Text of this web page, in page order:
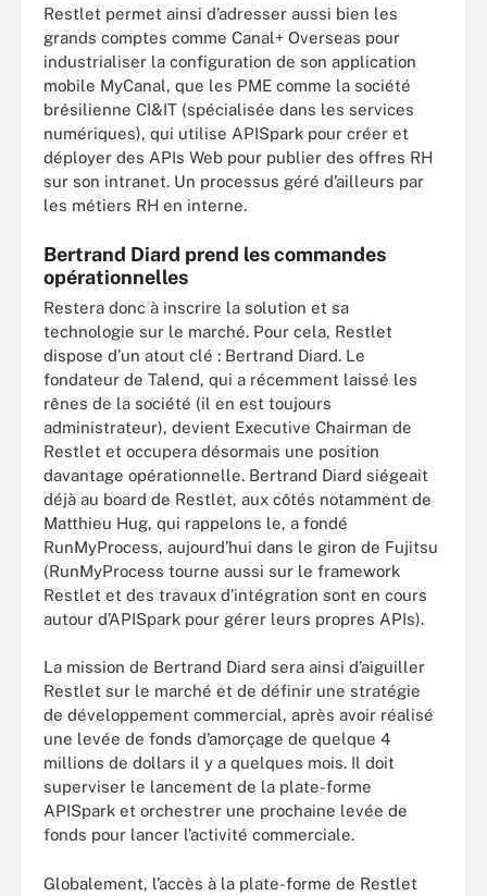
Restlet permet ainsi d’adresser aussi bien les
grands comptes comme Canal+ Overseas pour
industrialiser la configuration de son application
mobile MyCanal, que les PME comme la société
brésilienne CI&IT (spécialisée dans les services
numériques), qui utilise APISpark pour créer et
déployer des APIs Web pour publier des offres RH
sur son intranet. Un processus géré d’ailleurs par
les métiers RH en interne.
Bertrand Diard prend les commandes
opérationnelles
Restera donc à inscrire la solution et sa
technologie sur le marché. Pour cela, Restlet
dispose d’un atout clé : Bertrand Diard. Le
fondateur de Talend, qui a récemment laissé les
rênes de la société (il en est toujours
administrateur), devient Executive Chairman de
Restlet et occupera désormais une position
davantage opérationnelle. Bertrand Diard siégeait
déjà au board de Restlet, aux côtés notamment de
Matthieu Hug, qui rappelons le, a fondé
RunMyProcess, aujourd’hui dans le giron de Fujitsu
(RunMyProcess tourne aussi sur le framework
Restlet et des travaux d’intégration sont en cours
autour d’APISpark pour gérer leurs propres APIs).
La mission de Bertrand Diard sera ainsi d’aiguiller
Restlet sur le marché et de définir une stratégie
de développement commercial, après avoir réalisé
une levée de fonds d’amorçage de quelque 4
millions de dollars il y a quelques mois. Il doit
superviser le lancement de la plate-forme
APISpark et orchestrer une prochaine levée de
fonds pour lancer l’activité commerciale.
Globalement, l’accès à la plate-forme de Restlet